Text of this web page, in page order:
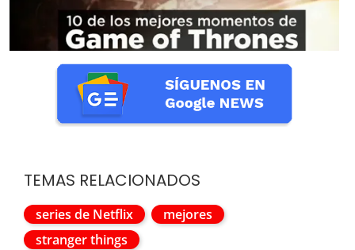
TEMAS RELACIONADOS
series de Netflix
mejores
stranger things